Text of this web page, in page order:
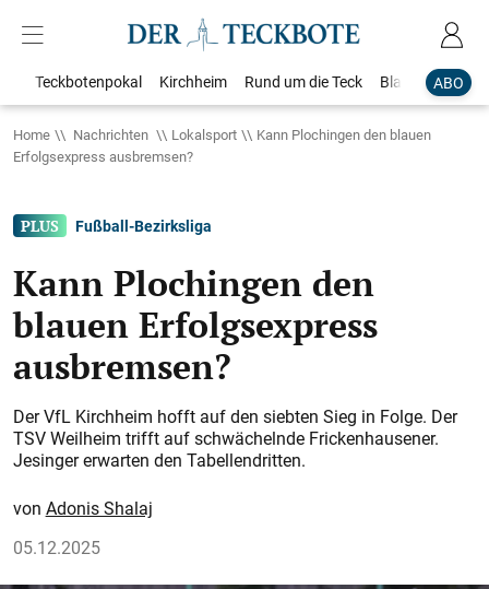
ABO
Teckbotenpokal Kirchheim Rund um die Teck Blaulicht
Home Nachrichten Lokalsport
Kann Plochingen den blauen
Erfolgsexpress ausbremsen?
Fußball-Bezirksliga
Kann Plochingen den
blauen Erfolgsexpress
ausbremsen?
Der VfL Kirchheim hofft auf den siebten Sieg in Folge. Der
TSV Weilheim trifft auf schwächelnde Frickenhausener.
Jesinger erwarten den Tabellendritten.
Adonis Shalaj
05.12.2025